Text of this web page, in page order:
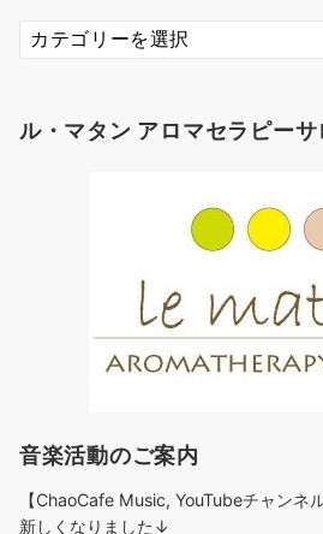
カ
テ
ー
ル・マタン アロマセラピー
音楽活動のご案内
【ChaoCafe Music, YouTubeチャンネル
新しくなりました↓